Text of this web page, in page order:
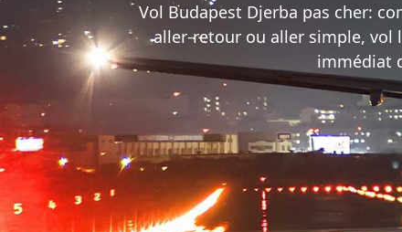
Vol Budapest Djerba pas cher:
aller-retour ou aller simple, vol
immédiat